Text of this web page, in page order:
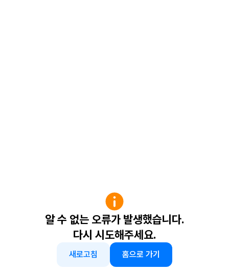
알 수 없는 오류가 발생했습니다.
다시 시도해주세요.
새로고침 홈으로 가기